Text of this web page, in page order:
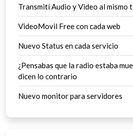
Transmití Audio y Video al mismo
VideoMovil Free con cada web
Nuevo Status en cada servicio
¿Pensabas que la radio estaba
dicen lo contrario
Nuevo monitor para servidores